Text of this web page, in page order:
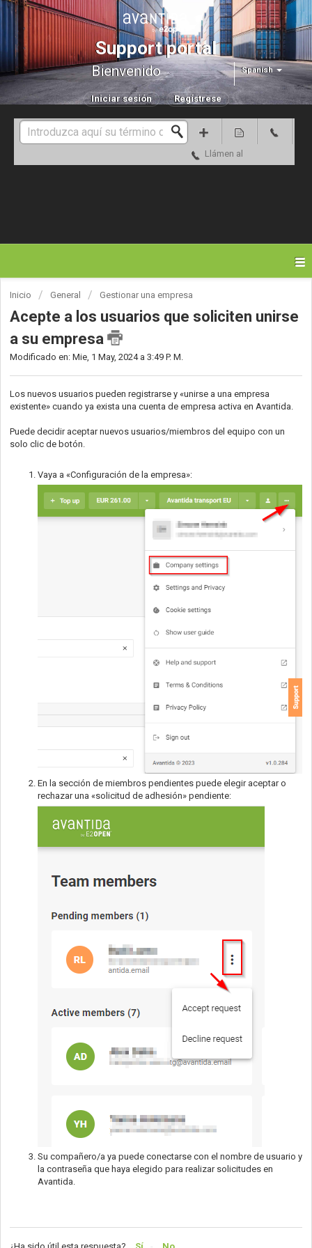
Support portal
Spanish
Bienvenido
Iniciar sesión Regístrese
Llámen al
Inicio General Gestionar una empresa
Acepte a los usuarios que soliciten unirse
a su empresa
Modificado en: Mie, 1 May, 2024 a 3:49 P. M.
Los nuevos usuarios pueden registrarse y «unirse a una empresa
existente» cuando ya exista una cuenta de empresa activa en Avantida.
Puede decidir aceptar nuevos usuarios/miembros del equipo con un
solo clic de botón.
Vaya a «Configuración de la empresa»:
En la sección de miembros pendientes puede elegir aceptar o
rechazar una «solicitud de adhesión» pendiente:
Su compañero/a ya puede conectarse con el nombre de usuario y
la contraseña que haya elegido para realizar solicitudes en
Avantida.